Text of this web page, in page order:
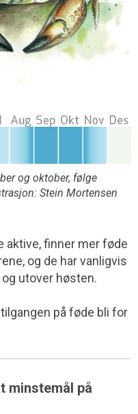
og oktober, følge
Stein Mortensen
aktive, finner mer føde
og de har vanligvis
utover høsten.
på føde bli for
minstemål på